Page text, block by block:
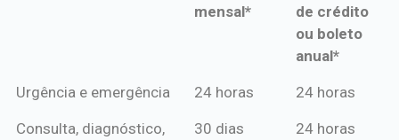
mensal*
de crédito
ou boleto
anual*
*Procedimentos Amil
*Pagamento
mensal*
*Pagamento
de crédito
Urgência e emergência 24 horas 24 horas
Consulta, diagnóstico,
30 dias 24 horas